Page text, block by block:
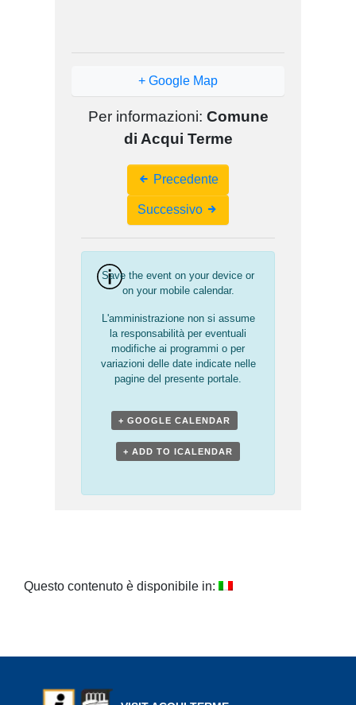
+ Google Map
Per informazioni: Comune
di Acqui Terme
Navigation
Precedente
Successivo
Save the event on your device or
on your mobile calendar.
L'amministrazione non si assume
la responsabilità per eventuali
modifiche ai programmi o per
variazioni delle date indicate nelle
pagine del presente portale.
+ GOOGLE CALENDAR
+ ADD TO ICALENDAR
Questo contenuto è disponibile in: